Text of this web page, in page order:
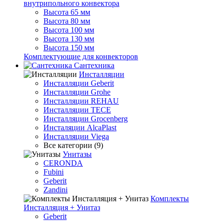
внутрипольного конвектора
Высота 65 мм
Высота 80 мм
Высота 100 мм
Высота 130 мм
Высота 150 мм
Комплектующие для конвекторов
Сантехника
Инсталляции
Инсталляции Geberit
Инсталляции Grohe
Инсталляции REHAU
Инсталляции TECE
Инсталляции Grocenberg
Инсталяции AlcaPlast
Инсталляции Viega
Все категории (9)
Унитазы
CERONDA
Fubini
Geberit
Zandini
Комплекты
Инсталляция + Унитаз
Geberit